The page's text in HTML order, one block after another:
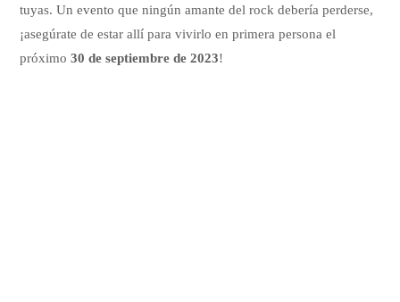
tuyas. Un evento que ningún amante del rock debería perderse,
¡asegúrate de estar allí para vivirlo en primera persona el
próximo30 de septiembre de 2023!